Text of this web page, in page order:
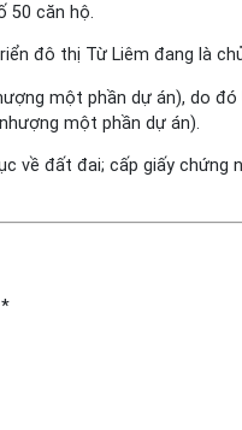
50 căn hộ.
đô thị Từ Liêm đang là
một phần dự án), do
một phần dự án).
đất đai; cấp giấy
*